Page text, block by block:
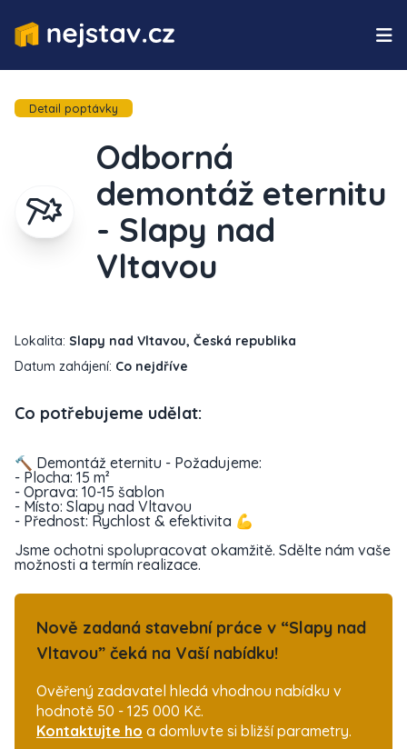
Detail poptávky
Odborná
demontáž eternitu
- Slapy nad
Vltavou
Lokalita: Slapy nad Vltavou, Česká republika
Datum zahájení: Co nejdříve
Co potřebujeme udělat:
🔨 Demontáž eternitu - Požadujeme:
- Plocha: 15 m²
- Oprava: 10-15 šablon
- Místo: Slapy nad Vltavou
- Přednost: Rychlost & efektivita 💪
Jsme ochotni spolupracovat okamžitě. Sdělte nám vaše
možnosti a termín realizace.
Nově zadaná stavební práce v “Slapy nad
Vltavou” čeká na Vaší nabídku!
Ověřený zadavatel hledá vhodnou nabídku v
hodnotě 50 - 125 000 Kč.
Kontaktujte ho a domluvte si bližší parametry.